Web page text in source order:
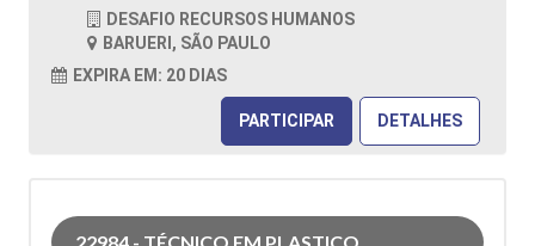
feira, das 07h00 às 16h48. Ensino Superior completo ou
cursando Administração ou áreas correlatas
Conhecimento no sistema Totvs/Datasul Tipo de
contratação: CLT Cidade: Barueri, SP, Brasil Área de
Atuação: Compras Período: Formação Acadêmica:
Características Comportamentais:
DESAFIO RECURSOS HUMANOS
BARUERI, SÃO PAULO
EXPIRA EM: 20 DIAS
PARTICIPAR DETALHES